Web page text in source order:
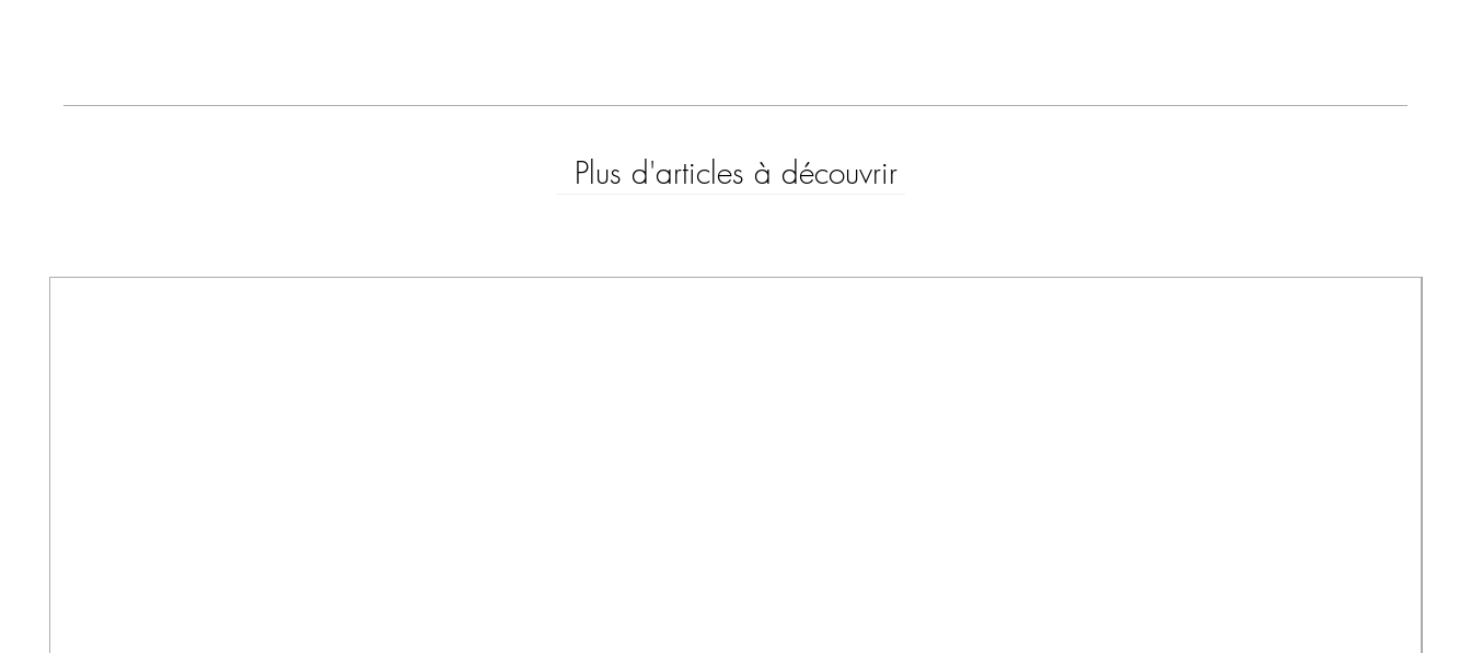
Plus d'articles à découvrir